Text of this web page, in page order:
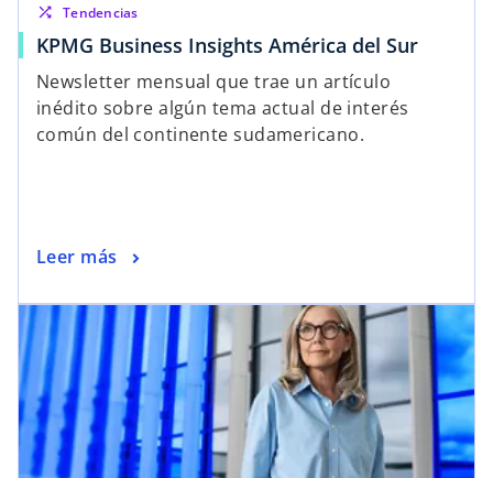
shuffle Tendencias
KPMG Business Insights América del Sur
Newsletter mensual que trae un artículo
inédito sobre algún tema actual de interés
común del continente sudamericano.
Leer más